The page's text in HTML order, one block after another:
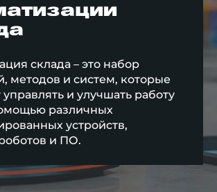
склада – это набор
методов и систем, которые
и улучшать работу
различных
устройств,
и ПО.